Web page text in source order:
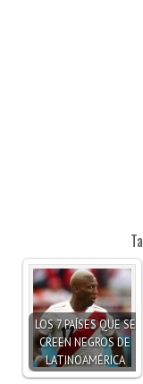
LOS 7 PAÍSES QUE SE
CREEN NEGROS DE
LATINOAMÉRICA